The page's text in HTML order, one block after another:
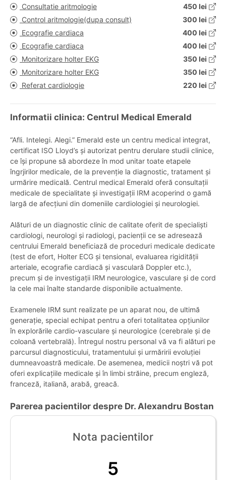
Consultatie aritmologie
450 lei
Control aritmologie(dupa consult)
300 lei
Ecografie cardiaca
400 lei
Ecografie cardiaca
400 lei
Monitorizare holter EKG
350 lei
Monitorizare holter EKG
350 lei
Referat cardiologie
220 lei
Informatii clinica: Centrul Medical Emerald
“Afli. Intelegi. Alegi.” Emerald este un centru medical integrat,
certificat ISO Lloyd’s și autorizat pentru derulare studii clinice,
ce își propune să abordeze în mod unitar toate etapele
îngrjirilor medicale, de la prevenție la diagnostic, tratament și
urmărire medicală. Centrul medical Emerald oferă consultații
medicale de specialitate și investigații IRM acoperind o gamă
largă de afecțiuni din domeniile cardiologiei și neurologiei.
Alături de un diagnostic clinic de calitate oferit de specialiști
cardiologi, neurologi și radiologi, pacienții ce se adresează
centrului Emerald beneficiază de proceduri medicale dedicate
(test de efort, Holter ECG și tensional, evaluarea rigidității
arteriale, ecografie cardiacă și vasculară Doppler etc.),
precum și de investigații IRM neurologice, vasculare și de cord
la cele mai înalte standarde disponibile actualmente.
Examenele IRM sunt realizate pe un aparat nou, de ultimă
generație, special echipat pentru a oferi totalitatea opțiunilor
în explorările cardio-vasculare și neurologice (cerebrale și de
coloană vertebrală). Întregul nostru personal vă va fi alături pe
parcursul diagnosticului, tratamentului și urmăririi evoluției
dumneavoastră medicale. De asemenea, medicii noștri vă pot
oferi explicațiile medicale și în limbi străine, precum engleză,
franceză, italiană, arabă, greacă.
Parerea pacientilor despre Dr. Alexandru Bostan
Nota pacientilor
5